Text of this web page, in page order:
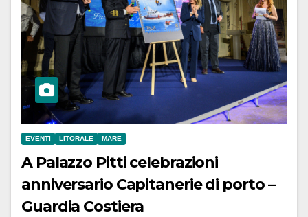
EVENTI LITORALE MARE
A Palazzo Pitti celebrazioni
anniversario Capitanerie di porto –
Guardia Costiera